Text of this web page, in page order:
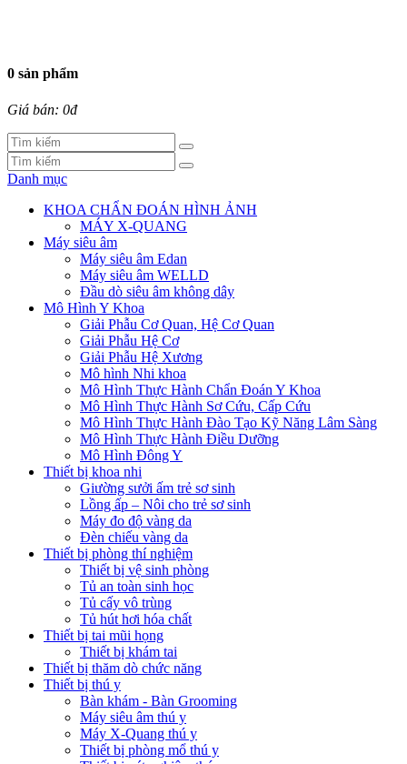
0 sản phẩm
Giá bán: 0đ
Danh mục
KHOA CHẨN ĐOÁN HÌNH ẢNH
MÁY X-QUANG
Máy siêu âm
Máy siêu âm Edan
Máy siêu âm WELLD
Đầu dò siêu âm không dây
Mô Hình Y Khoa
Giải Phẫu Cơ Quan, Hệ Cơ Quan
Giải Phẫu Hệ Cơ
Giải Phẫu Hệ Xương
Mô hình Nhi khoa
Mô Hình Thực Hành Chẩn Đoán Y Khoa
Mô Hình Thực Hành Sơ Cứu, Cấp Cứu
Mô Hình Thực Hành Đào Tạo Kỹ Năng Lâm Sàng
Mô Hình Thực Hành Điều Dưỡng
Mô Hình Đông Y
Thiết bị khoa nhi
Giường sưởi ấm trẻ sơ sinh
Lồng ấp – Nôi cho trẻ sơ sinh
Máy đo độ vàng da
Đèn chiếu vàng da
Thiết bị phòng thí nghiệm
Thiết bị vệ sinh phòng
Tủ an toàn sinh học
Tủ cấy vô trùng
Tủ hút hơi hóa chất
Thiết bị tai mũi họng
Thiết bị khám tai
Thiết bị thăm dò chức năng
Thiết bị thú y
Bàn khám - Bàn Grooming
Máy siêu âm thú y
Máy X-Quang thú y
Thiết bị phòng mổ thú y